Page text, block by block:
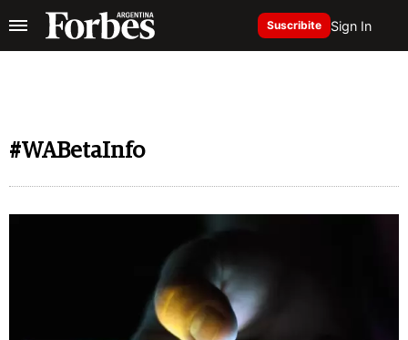
Suscribite Sign In
#WABetaInfo